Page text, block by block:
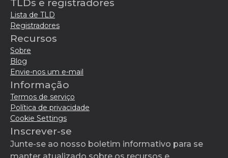
TLDs e registradores
Lista de TLD
Registradores
Recursos
Sobre
Blog
Envie-nos um e-mail
Informação
Termos de serviço
Política de privacidade
Cookie Settings
Inscrever-se
Junte-se ao nosso boletim informativo para se